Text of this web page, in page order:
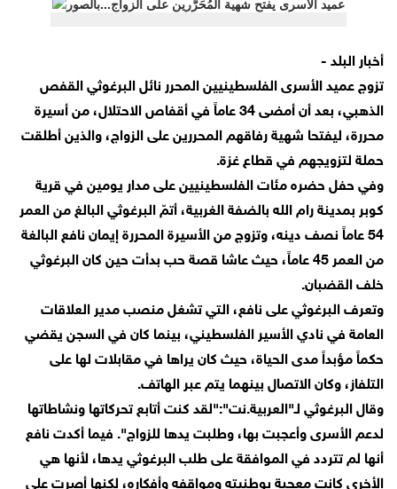
أخبار البلد -
تزوج عميد الأسرى الفلسطينيين المحرر نائل البرغوثي القفص
الذهبي، بعد أن أمضى 34 عاماً في أقفاص الاحتلال، من أسيرة
محررة، ليفتحا شهية رفاقهم المحررين على الزواج، والذين أطلقت
حملة لتزويجهم في قطاع غزة.
وفي حفل حضره مئات الفلسطينيين على مدار يومين في قرية
كوبر بمدينة رام الله بالضفة الغربية، أتمّ البرغوثي البالغ من العمر
54 عاماً نصف دينه، وتزوج من الأسيرة المحررة إيمان نافع البالغة
من العمر 45 عاماً، حيث عاشا قصة حب بدأت حين كان البرغوثي
خلف القضبان.
وتعرف البرغوثي على نافع، التي تشغل منصب مدير العلاقات
العامة في نادي الأسير الفلسطيني، بينما كان في السجن يقضي
حكماً مؤبداً مدى الحياة، حيث كان يراها في مقابلات لها على
التلفاز، وكان الاتصال بينهما يتم عبر الهاتف.
وقال البرغوثي لـ"العربية.نت":"لقد كنت أتابع تحركاتها ونشاطاتها
لدعم الأسرى وأعجبت بها، وطلبت يدها للزواج". فيما أكدت نافع
أنها لم تتردد في الموافقة على طلب البرغوثي يدها، لأنها هي
الأخرى كانت معجبة بوطنيته ومواقفه وأفكاره، لكنها أصرت على